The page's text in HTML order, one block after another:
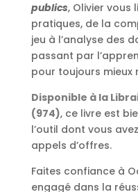
publics, Olivier vous
pratiques, de la
jeu à l’analyse des
passant par
pour toujours mieux
Disponible à la
(974), ce livre est
l’outil dont vous
appels d’offres.
Faites confiance à
engagé dans la